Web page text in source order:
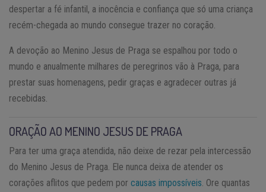
despertar a fé infantil, a inocência e confiança que só uma criança
recém-chegada ao mundo consegue trazer no coração.
A devoção ao Menino Jesus de Praga se espalhou por todo o
mundo e anualmente milhares de peregrinos vão à Praga, para
prestar suas homenagens, pedir graças e agradecer outras já
recebidas.
ORAÇÃO AO MENINO JESUS DE PRAGA
Para ter uma graça atendida, não deixe de rezar pela intercessão
do Menino Jesus de Praga. Ele nunca deixa de atender os
corações aflitos que pedem por causas impossíveis . Ore quantas